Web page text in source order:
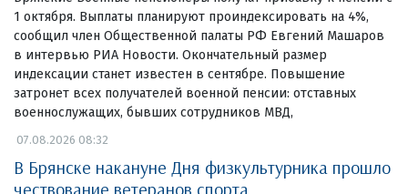
1 октября. Выплаты планируют проиндексировать на 4%,
сообщил член Общественной палаты РФ Евгений Машаров
в интервью РИА Новости. Окончательный размер
индексации станет известен в сентябре. Повышение
затронет всех получателей военной пенсии: отставных
военнослужащих, бывших сотрудников МВД,
07.08.2026 08:32
В Брянске накануне Дня физкультурника прошло
чествование ветеранов спорта